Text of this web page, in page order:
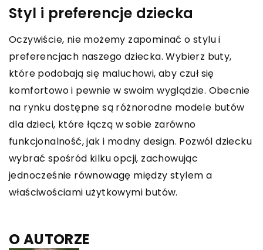
Styl i preferencje dziecka
Oczywiście, nie możemy zapominać o stylu i
preferencjach naszego dziecka. Wybierz buty,
które podobają się maluchowi, aby czuł się
komfortowo i pewnie w swoim wyglądzie. Obecnie
na rynku dostępne są różnorodne modele butów
dla dzieci, które łączą w sobie zarówno
funkcjonalność, jak i modny design. Pozwól dziecku
wybrać spośród kilku opcji, zachowując
jednocześnie równowagę między stylem a
właściwościami użytkowymi butów.
O AUTORZE